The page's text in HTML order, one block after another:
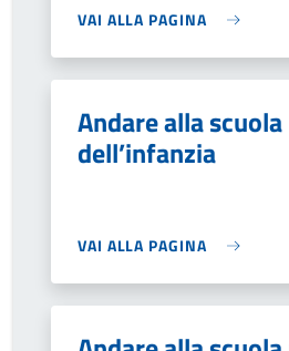
VAI ALLA PAGINA
Andare alla scuola
dell’infanzia
VAI ALLA PAGINA